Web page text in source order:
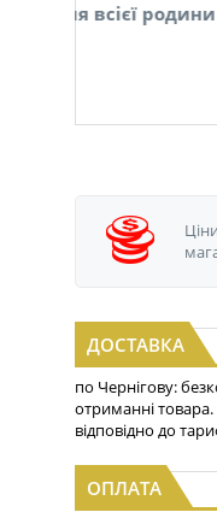
ДОСТАВКА
по Чернігову:
отриманні товара.
відповідно до
ОПЛАТА